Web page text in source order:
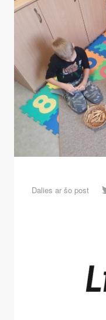
Dalies ar šo post